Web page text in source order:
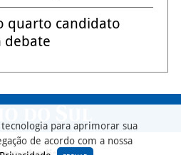
quarto candidato
debate
para aprimorar sua
de acordo com a nossa